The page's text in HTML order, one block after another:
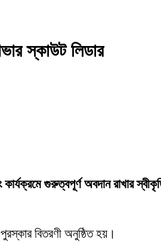
স্কাউট লিডার
গুরুত্বপূর্ণ অবদান রাখার
বিতরণী অনুষ্ঠিত হয়।